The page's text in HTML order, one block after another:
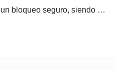
bloqueo seguro, siendo un
de fijación por sujeción,
la Traza Eléctrica.